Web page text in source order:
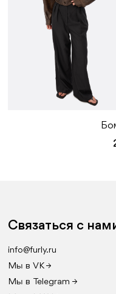
Связаться с
info@furly.ru
Мы в VK →
Мы в Telegram →